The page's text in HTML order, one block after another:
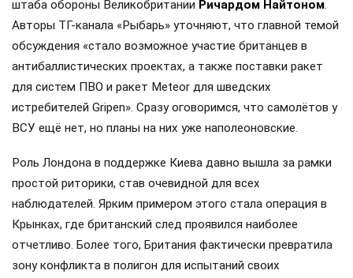
штаба обороны Великобритании Ричардом Найтоном.
Авторы ТГ-канала «Рыбарь» уточняют, что главной темой
обсуждения «стало возможное участие британцев в
антибаллистических проектах, а также поставки ракет
для систем ПВО и ракет Meteor для шведских
истребителей Gripen». Сразу оговоримся, что самолётов у
ВСУ ещё нет, но планы на них уже наполеоновские.
Роль Лондона в поддержке Киева давно вышла за рамки
простой риторики, став очевидной для всех
наблюдателей. Ярким примером этого стала операция в
Крынках, где британский след проявился наиболее
отчетливо. Более того, Британия фактически превратила
зону конфликта в полигон для испытаний своих